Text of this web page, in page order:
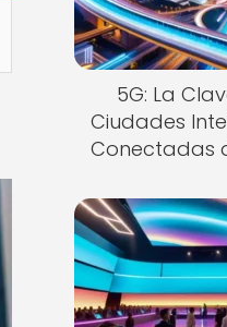
5G: La
Ciudades
Conectadas